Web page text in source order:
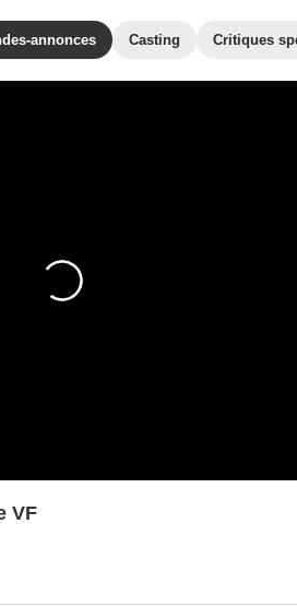
annonces Casting Critiques
VF